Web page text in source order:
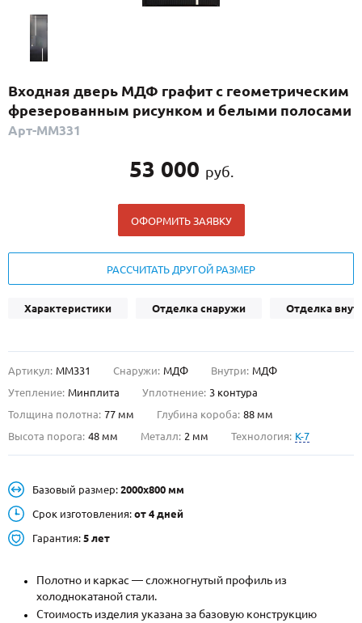
ПО НАЗНАЧЕНИЮ
ПО КОНСТРУКЦИИ
О НАС
Металлические двери от производителя с доставкой и установкой в
Москве и МО
НАЙТИ:
+7 (495) 411-44-41
INFO@META-M.RU
Входная дверь МДФ графит с геометрическим
фрезерованным рисунком и белыми полосами
Арт-ММ331
53 000 руб.
ОФОРМИТЬ ЗАЯВКУ
РАССЧИТАТЬ ДРУГОЙ РАЗМЕР
Характеристики Отделка снаружи Отделка
Артикул: ММ331 Снаружи: МДФ Внутри: МДФ
Утепление: Минплита Уплотнение: 3 контура
Толщина полотна: 77 мм Глубина короба: 88 мм
Высота порога: 48 мм Металл: 2 мм Технология: K-7
Базовый размер: 2000х800 мм
Срок изготовления: от 4 дней
Гарантия: 5 лет
Полотно и каркас — сложногнутый профиль из
холоднокатаной стали.
Стоимость изделия указана за базовую конструкцию